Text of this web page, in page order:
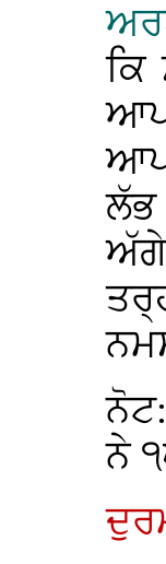
ਕਿ
ਲੱਭ
ਨੇ